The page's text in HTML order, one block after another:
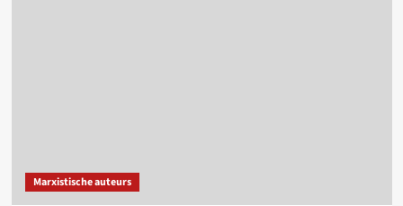
Marxistische auteurs